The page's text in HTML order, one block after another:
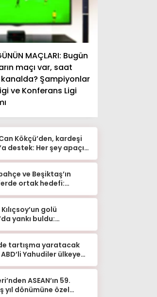
MAÇLARI: Bugün
maçı var, saat
Şampiyonlar
ve Konferans Ligi
Kökçü’den, kardeşi
destek: Her şey apaçık
ve Beşiktaş’ın
ortak hedefi:
golü
yankı buldu:
tartışma yaratacak
Yahudiler ülkeye
ASEAN’ın 59.
yıl dönümüne özel